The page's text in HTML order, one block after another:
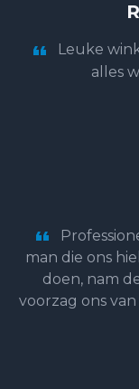
Leuke
alles
man die ons
doen, nam
voorzag ons